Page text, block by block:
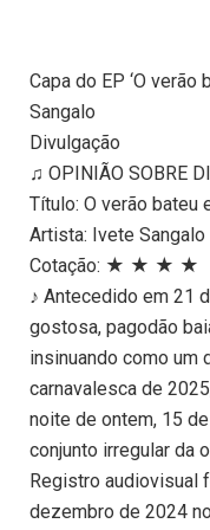
Capa do EP ‘O verão
Sangalo
Divulgação
♫ OPINIÃO SOBRE
Título: O verão bateu
Artista: Ivete Sangalo
Cotação: ★ ★ ★ ★
♪ Antecedido em 21
gostosa, pagodão
insinuando como um
carnavalesca de
noite de ontem, 15
conjunto irregular da
Registro audiovisual
dezembro de 2024